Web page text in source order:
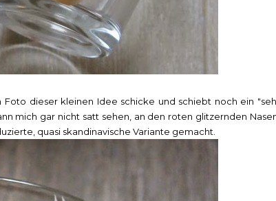
Foto dieser kleinen Idee schicke und schiebt noch ein
mich gar nicht satt sehen, an den roten glitzernden
quasi skandinavische Variante gemacht.